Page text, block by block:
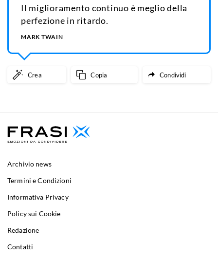
Il miglioramento continuo è meglio della
perfezione in ritardo.
MARK TWAIN
Crea Copia Condividi
Archivio news
Termini e Condizioni
Informativa Privacy
Policy sui Cookie
Redazione
Contatti